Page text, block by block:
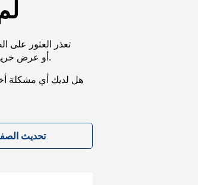
تعذر العثور على
URL، أو عرض خريطة الموقع الخاصة بنا لمساعدتك في العثور على ما تريد.
هل لديك أي مشكلة